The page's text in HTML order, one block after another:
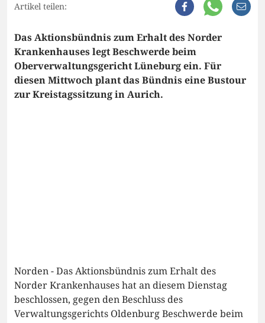
Artikel teilen:
Das Aktionsbündnis zum Erhalt des Norder
Krankenhauses legt Beschwerde beim
Oberverwaltungsgericht Lüneburg ein. Für
diesen Mittwoch plant das Bündnis eine Bustour
zur Kreistagssitzung in Aurich.
Norden - Das Aktionsbündnis zum Erhalt des
Norder Krankenhauses hat an diesem Dienstag
beschlossen, gegen den Beschluss des
Verwaltungsgerichts Oldenburg Beschwerde beim